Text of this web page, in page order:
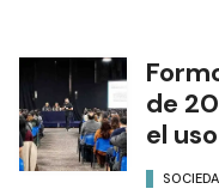
de
el